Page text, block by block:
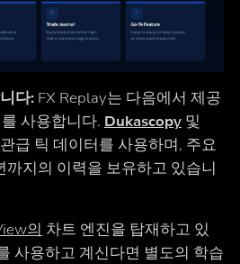
다:FX Replay는 다음에서 제공
사용합니다. Dukascopy및
급 틱 데이터를 사용하며, 주요
지의 이력을 보유하고 있습니
의 차트 엔진을 탑재하고 있
사용하고 계신다면 별도의 학습